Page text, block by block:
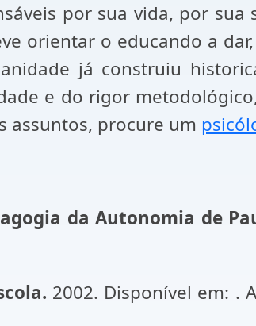
por sua vida, por sua
orientar o educando a
já construiu
e do rigor
assuntos, procure um
da Autonomia de
2002. Disponível em: .